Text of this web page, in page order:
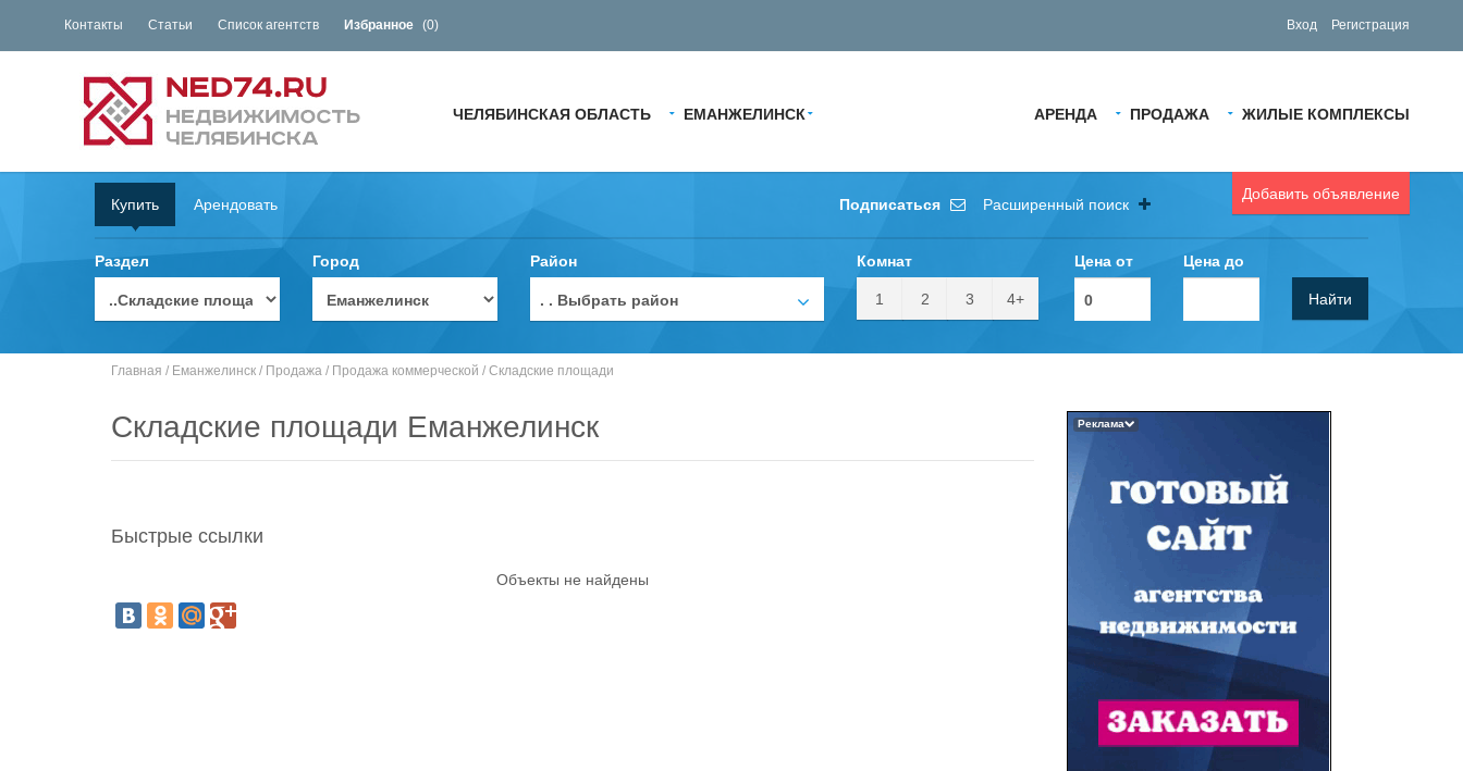
Контакты Статьи Список агентств Избранное (0) Вход Регистрация
АРЕНДА ПРОДАЖА ЖИЛЫЕ КОМПЛЕКСЫ
ЧЕЛЯБИНСКАЯ ОБЛАСТЬ ЕМАНЖЕЛИНСК
Добавить объявление
Купить Арендовать Подписаться Расширенный поиск
Раздел Город Район
. . Выбрать район
Комнат
1 2 3 4+
Цена от Цена до
Найти
Главная / Еманжелинск / Продажа / Продажа коммерческой / Складские площади
Складские площади Еманжелинск
Быстрые ссылки
Объекты не найдены
Реклама